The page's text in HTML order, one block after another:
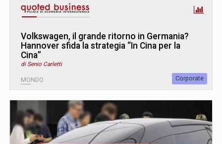
Volkswagen, il grande ritorno in Germania?
Hannover sfida la strategia “In Cina per la
Cina”
di Senio Carletti
MONDO Corporate